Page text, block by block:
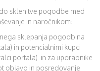
sklenitve pogodbe med
in naročnikom.
sklepanja pogodb na
in potencialnimi kupci
portala) in za uporabnike
objavo in posredovanje